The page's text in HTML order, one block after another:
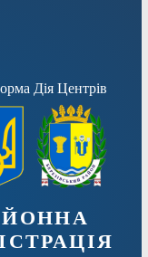
Дія Центрів